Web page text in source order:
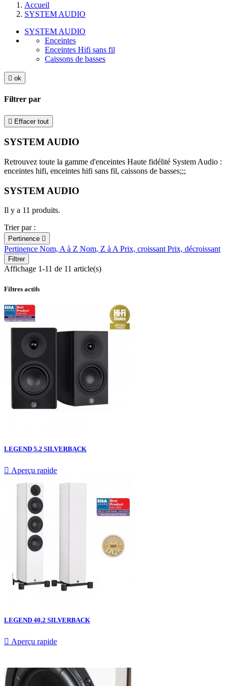
Accueil
SYSTEM AUDIO
SYSTEM AUDIO
Enceintes
Enceintes Hifi sans fil
Caissons de basses
 ok
Filtrer par
 Effacer tout
SYSTEM AUDIO
Retrouvez toute la gamme d'enceintes Haute fidélité System Audio :
enceintes hifi, enceintes hifi sans fil, caissons de basses;;;
SYSTEM AUDIO
Il y a 11 produits.
Trier par :
Pertinence 
Pertinence Nom, A à Z Nom, Z à APrix, croissantPrix, décroissant
Filtrer
Affichage 1-11 de 11 article(s)
Filtres actifs
LEGEND 5.2 SILVERBACK
 Aperçu rapide
LEGEND 40.2 SILVERBACK
 Aperçu rapide